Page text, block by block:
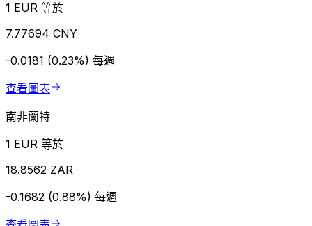
1 EUR 等於
7.77694 CNY
-0.0181 (0.23%) 每週
查看圖表
南非蘭特
1 EUR 等於
18.8562 ZAR
-0.1682 (0.88%) 每週